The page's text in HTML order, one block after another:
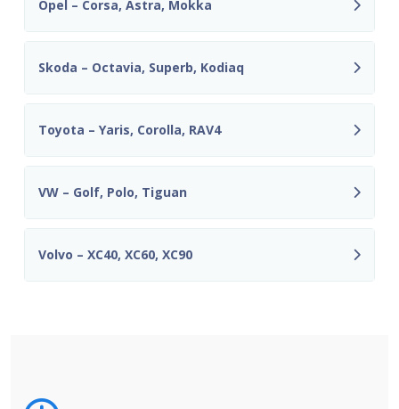
Opel – Corsa, Astra, Mokka
Skoda – Octavia, Superb, Kodiaq
Toyota – Yaris, Corolla, RAV4
VW – Golf, Polo, Tiguan
Volvo – XC40, XC60, XC90